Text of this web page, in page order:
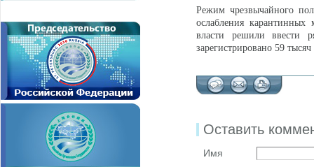
Режим чрезвычайного
ослабления карантинных
власти решили ввести
зарегистрировано 59
Оставить
Имя